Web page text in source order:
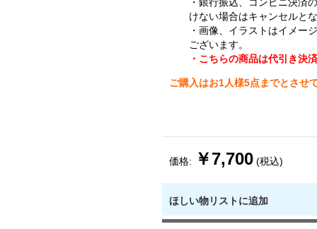
けない場合はキャンセルと
・画像、イラストはイメー
ございます。
・こちらの商品は代引き決
ご購入はお1人様5点までとさせ
価格: ￥7,700 (税込)
ほしい物リストに追加